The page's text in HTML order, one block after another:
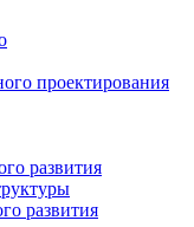
проектирования
развития
развития